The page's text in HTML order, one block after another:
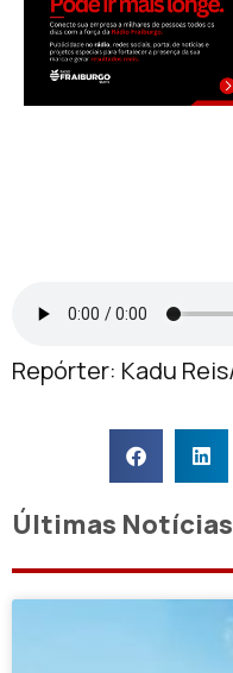
Repórter: Kadu
Últimas Notícias